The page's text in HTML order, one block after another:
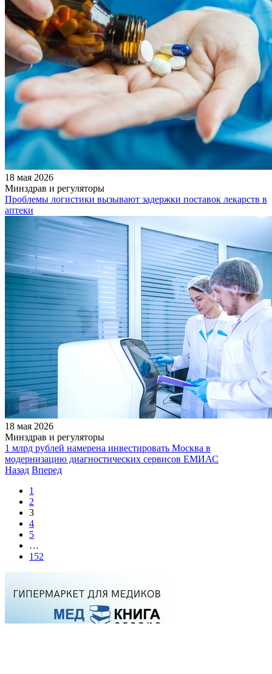
18 мая 2026
Минздрав и регуляторы
Проблемы логистики вызывают задержки поставок лекарств в
аптеки
18 мая 2026
Минздрав и регуляторы
1 млрд рублей намерена инвестировать Москва в
модернизацию диагностических сервисов ЕМИАС
Назад Вперед
1
2
3
4
5
…
152